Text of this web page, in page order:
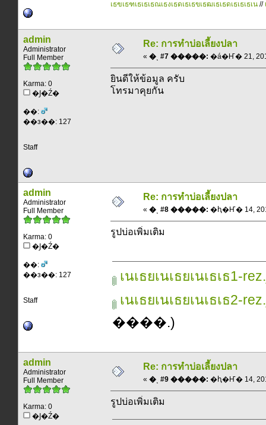
เธฃเธฑเธเธเธณเธงเธดเธเธขเธฒเธเธดเธเธเธเน //
admin
Administrator
Full Member
Karma: 0
�Ϳ�Ź�
��:
��з��: 127
Staff
Re: การทำบ่อเลี้ยงปลา
« �ͺ #7 �����: �á�Ҥ� 21,
ยินดีให้ข้อมูล ครับ
โทรมาคุยกัน
admin
Administrator
Full Member
Karma: 0
�Ϳ�Ź�
��:
��з��: 127
Staff
Re: การทำบ่อเลี้ยงปลา
« �ͺ #8 �����: �ԧ�Ҥ� 14,
รูปบ่อเพิ่มเติม
เนเธยเนเธยเนเธเธ1-
เนเธยเนเธยเนเธเธ2-
����.)
admin
Administrator
Full Member
Karma: 0
�Ϳ�Ź�
Re: การทำบ่อเลี้ยงปลา
« �ͺ #9 �����: �ԧ�Ҥ� 14,
รูปบ่อเพิ่มเติม